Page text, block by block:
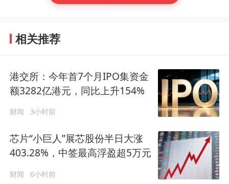
相关推荐
港交所：今年首7个月IPO集资金
额3282亿港元，同比上升154%
财闻 3小时前
芯片“小巨人”展芯股份半日大涨
403.28%，中签最高浮盈超5万元
财闻 6小时前